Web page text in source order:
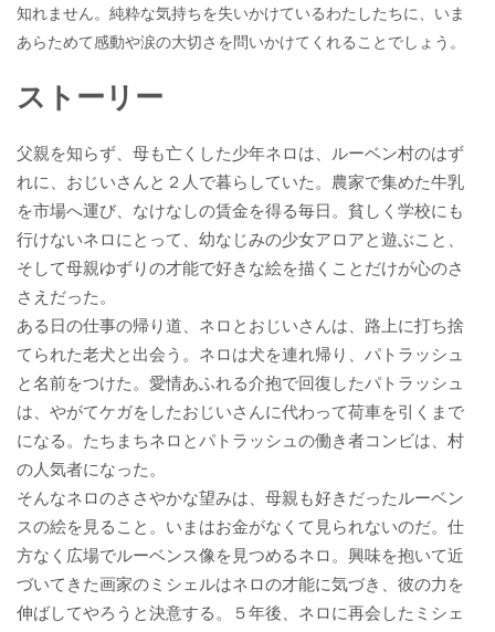
知れません。純粋な気持ちを失いかけているわたしたちに、いま
あらためて感動や涙の大切さを問いかけてくれることでしょう。
ストーリー
父親を知らず、母も亡くした少年ネロは、ルーベン村のはず
れに、おじいさんと２人で暮らしていた。農家で集めた牛乳
を市場へ運び、なけなしの賃金を得る毎日。貧しく学校にも
行けないネロにとって、幼なじみの少女アロアと遊ぶこと、
そして母親ゆずりの才能で好きな絵を描くことだけが心のさ
さえだった。
ある日の仕事の帰り道、ネロとおじいさんは、路上に打ち捨
てられた老犬と出会う。ネロは犬を連れ帰り、パトラッシュ
と名前をつけた。愛情あふれる介抱で回復したパトラッシュ
は、やがてケガをしたおじいさんに代わって荷車を引くまで
になる。たちまちネロとパトラッシュの働き者コンビは、村
の人気者になった。
そんなネロのささやかな望みは、母親も好きだったルーベン
スの絵を見ること。いまはお金がなくて見られないのだ。仕
方なく広場でルーベンス像を見つめるネロ。興味を抱いて近
づいてきた画家のミシェルはネロの才能に気づき、彼の力を
伸ばしてやろうと決意する。５年後、ネロに再会したミシェ